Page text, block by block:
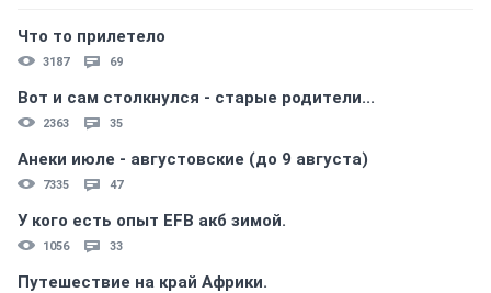
Что то прилетело
3187 69
Вот и сам столкнулся - старые родители...
2363 35
Анеки июле - августовские (до 9 августа)
7335 47
У кого есть опыт EFB акб зимой.
1056 33
Путешествие на край Африки.